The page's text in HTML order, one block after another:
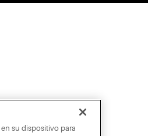
su dispositivo para